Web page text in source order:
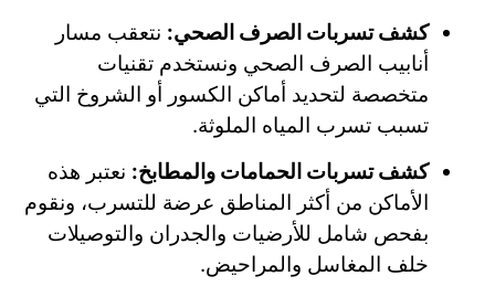
كشف تسربات الصرف الصحي: نتعقب مسار
أنابيب الصرف الصحي ونستخدم تقنيات
متخصصة لتحديد أماكن الكسور أو الشروخ التي
تسبب تسرب المياه الملوثة.
كشف تسربات الحمامات والمطابخ: نعتبر هذه
الأماكن من أكثر المناطق عرضة للتسرب، ونقوم
بفحص شامل للأرضيات والجدران والتوصيلات
خلف المغاسل والمراحيض.